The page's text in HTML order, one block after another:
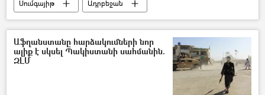
Սումգայիթ
Ադրբեջան
հայ-ադրբեջանական
կաթողիկոս
Ամենայն Հայոց կաթողիկոս Գարեգին Բ
Զոհ
հոգեհանգիստ
Աֆղանստանը հարձակումների նոր
ալիք է սկսել Պակիստանի սահմանին.
ԶԼՄ